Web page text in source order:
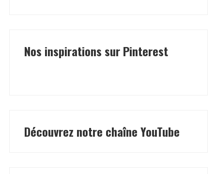
Nos inspirations sur Pinterest
Découvrez notre chaîne YouTube